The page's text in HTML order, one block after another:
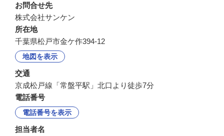
お問合せ先
株式会社サンケン
所在地
千葉県松戸市金ケ作394-12
地図を表示
交通
京成松戸線「常盤平駅」北口より徒歩7分
電話番号
電話番号を表示
担当者名